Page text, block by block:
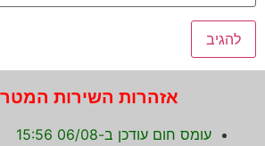
אזהרות השירות
עומס חום עודכן ב-06/08 15:56